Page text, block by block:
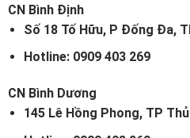
CN Bình Định
Số 18 Tố Hữu, P Đống Đa,
Hotline: 0909 403 269
CN Bình Dương
145 Lê Hồng Phong, TP